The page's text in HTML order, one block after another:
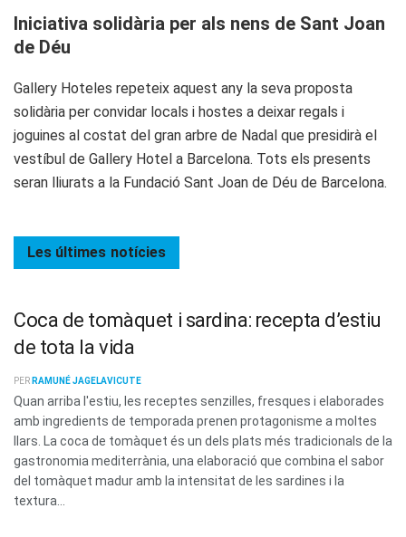
Iniciativa solidària per als nens de Sant Joan
de Déu
Gallery Hoteles repeteix aquest any la seva proposta
solidària per convidar locals i hostes a deixar regals i
joguines al costat del gran arbre de Nadal que presidirà el
vestíbul de Gallery Hotel a Barcelona. Tots els presents
seran lliurats a la Fundació Sant Joan de Déu de Barcelona.
Les últimes notícies
Coca de tomàquet i sardina: recepta d’estiu
de tota la vida
PER RAMUNÉ JAGELAVICUTE
Quan arriba l'estiu, les receptes senzilles, fresques i elaborades
amb ingredients de temporada prenen protagonisme a moltes
llars. La coca de tomàquet és un dels plats més tradicionals de la
gastronomia mediterrània, una elaboració que combina el sabor
del tomàquet madur amb la intensitat de les sardines i la
textura...